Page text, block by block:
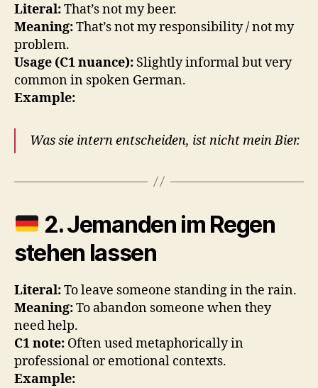
Literal:That’s not my beer.
Meaning:That’s not my responsibility / not my
problem.
Usage (C1 nuance): Slightly informal but very
common in spoken German.
Example:
Was sie intern entscheiden, ist nicht mein Bier.
2.Jemanden im Regen
stehen lassen
Literal:To leave someone standing in the rain.
Meaning:To abandon someone when they
need help.
C1 note: Often used metaphorically in
professional or emotional contexts.
Example: